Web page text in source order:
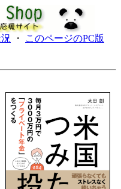
・ このページのPC版